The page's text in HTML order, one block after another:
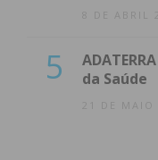
8 DE ABRIL
5
da Saúde
21 DE MAIO